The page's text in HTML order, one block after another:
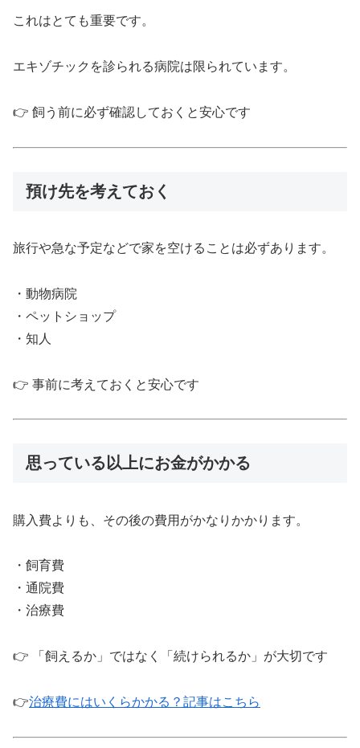
これはとても重要です。
エキゾチックを診られる病院は限られています。
👉 飼う前に必ず確認しておくと安心です
預け先を考えておく
旅行や急な予定などで家を空けることは必ずあります。
・動物病院
・ペットショップ
・知人
👉 事前に考えておくと安心です
思っている以上にお金がかかる
購入費よりも、その後の費用がかなりかかります。
・飼育費
・通院費
・治療費
👉 「飼えるか」ではなく「続けられるか」が大切です
👉治療費にはいくらかかる？記事はこちら